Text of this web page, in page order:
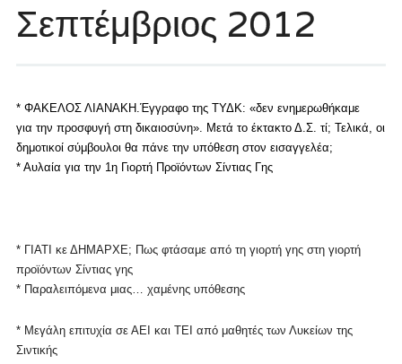
Σεπτέμβριος 2012
* ΦΑΚΕΛΟΣ ΛΙΑΝΑΚΗ.Έγγραφο της ΤΥΔΚ: «δεν ενημερωθήκαμε
για την προσφυγή στη δικαιοσύνη». Μετά το έκτακτο Δ.Σ. τί; Τελικά, οι
δημοτικοί σύμβουλοι θα πάνε την υπόθεση στον εισαγγελέα;
* Αυλαία για την 1η Γιορτή Προϊόντων Σίντιας Γης
* ΓΙΑΤΙ κε ΔΗΜΑΡΧΕ; Πως φτάσαμε από τη γιορτή γης στη γιορτή
προϊόντων Σίντιας γης
* Παραλειπόμενα μιας… χαμένης υπόθεσης
* Μεγάλη επιτυχία σε ΑΕΙ και ΤΕΙ από μαθητές των Λυκείων της
Σιντικής